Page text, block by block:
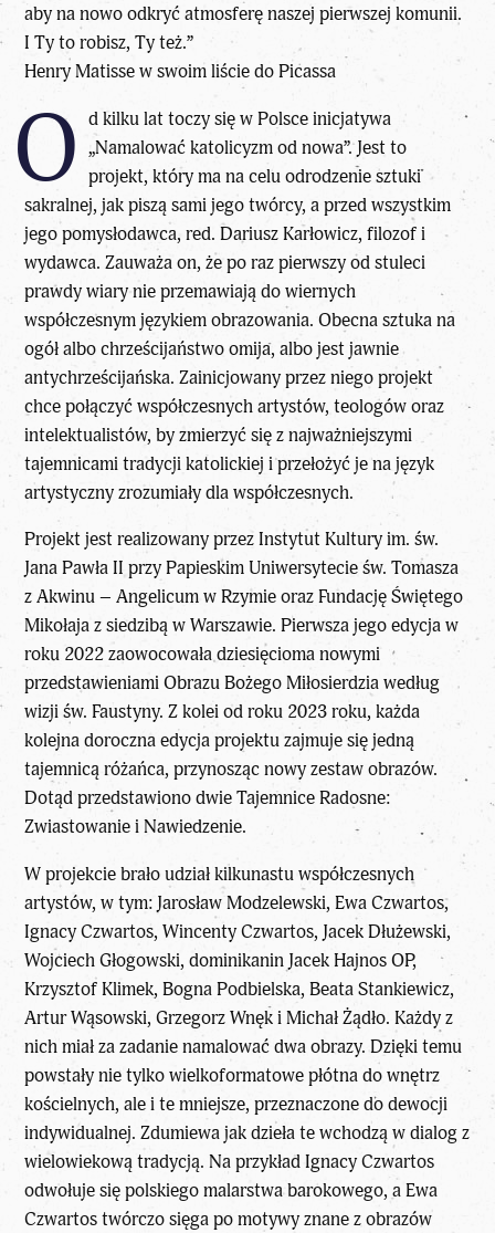
aby na nowo odkryć atmosferę naszej pierwszej komunii.
I Ty to robisz, Ty też.”
Henry Matisse w swoim liście do Picassa
O d kilku lat toczy się w Polsce inicjatywa
„Namalować katolicyzm od nowa”. Jest to
projekt, który ma na celu odrodzenie sztuki
sakralnej, jak piszą sami jego twórcy, a przed wszystkim
jego pomysłodawca, red. Dariusz Karłowicz, filozof i
wydawca. Zauważa on, że po raz pierwszy od stuleci
prawdy wiary nie przemawiają do wiernych
współczesnym językiem obrazowania. Obecna sztuka na
ogół albo chrześcijaństwo omija, albo jest jawnie
antychrześcijańska. Zainicjowany przez niego projekt
chce połączyć współczesnych artystów, teologów oraz
intelektualistów, by zmierzyć się z najważniejszymi
tajemnicami tradycji katolickiej i przełożyć je na język
artystyczny zrozumiały dla współczesnych.
Projekt jest realizowany przez Instytut Kultury im. św.
Jana Pawła II przy Papieskim Uniwersytecie św. Tomasza
z Akwinu – Angelicum w Rzymie oraz Fundację Świętego
Mikołaja z siedzibą w Warszawie. Pierwsza jego edycja w
roku 2022 zaowocowała dziesięcioma nowymi
przedstawieniami Obrazu Bożego Miłosierdzia według
wizji św. Faustyny. Z kolei od roku 2023 roku, każda
kolejna doroczna edycja projektu zajmuje się jedną
tajemnicą różańca, przynosząc nowy zestaw obrazów.
Dotąd przedstawiono dwie Tajemnice Radosne:
Zwiastowanie i Nawiedzenie.
W projekcie brało udział kilkunastu współczesnych
artystów, w tym: Jarosław Modzelewski, Ewa Czwartos,
Ignacy Czwartos, Wincenty Czwartos, Jacek Dłużewski,
Wojciech Głogowski, dominikanin Jacek Hajnos OP,
Krzysztof Klimek, Bogna Podbielska, Beata Stankiewicz,
Artur Wąsowski, Grzegorz Wnęk i Michał Żądło. Każdy z
nich miał za zadanie namalować dwa obrazy. Dzięki temu
powstały nie tylko wielkoformatowe płótna do wnętrz
kościelnych, ale i te mniejsze, przeznaczone do dewocji
indywidualnej. Zdumiewa jak dzieła te wchodzą w dialog z
wielowiekową tradycją. Na przykład Ignacy Czwartos
odwołuje się polskiego malarstwa barokowego, a Ewa
Czwartos twórczo sięga po motywy znane z obrazów